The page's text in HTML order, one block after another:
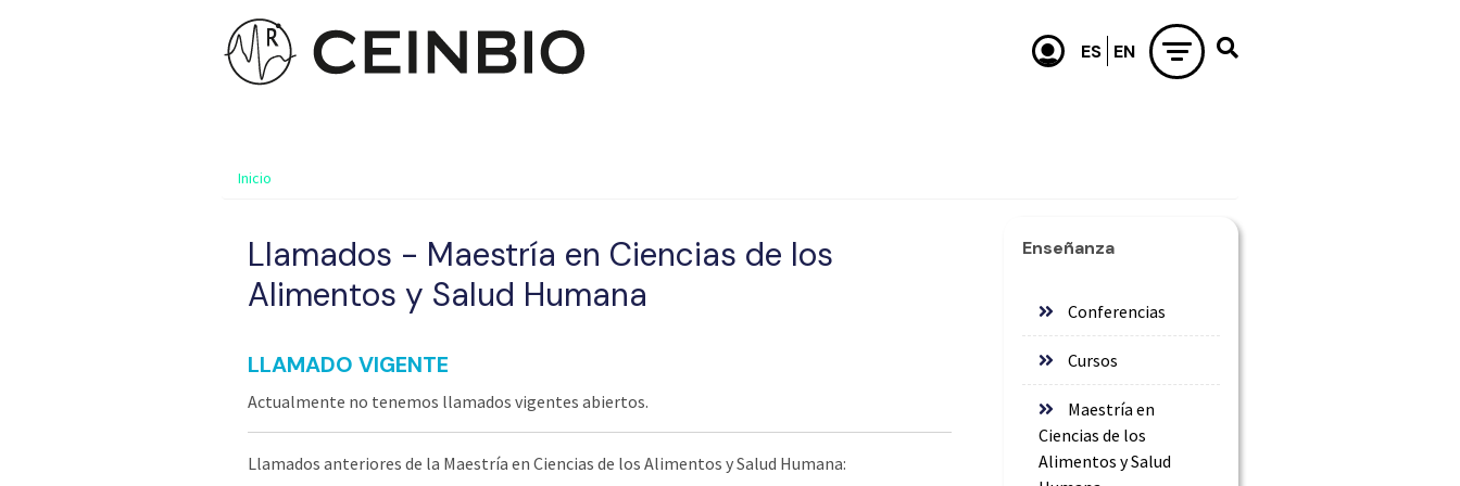
Inicio
Llamados - Maestría en Ciencias de los
Alimentos y Salud Humana
LLAMADO VIGENTE
Actualmente no tenemos llamados vigentes abiertos.
Llamados anteriores de la Maestría en Ciencias de los Alimentos y Salud Humana:
Enseñanza
Conferencias
Cursos
Maestría en
Ciencias de los
Alimentos y Salud